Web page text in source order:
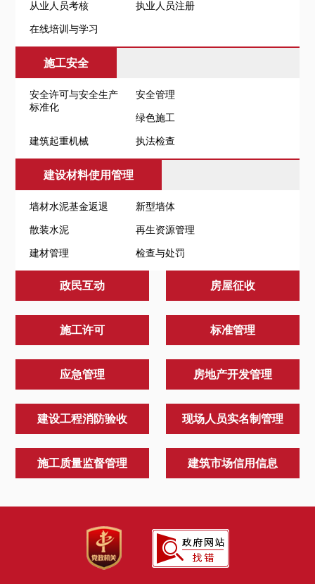
从业人员考核 执业人员注册
在线培训与学习
施工安全
安全许可与安全生产
标准化
安全管理
绿色施工
建筑起重机械 执法检查
建设材料使用管理
墙材水泥基金返退 新型墙体
散装水泥 再生资源管理
建材管理 检查与处罚
政民互动 房屋征收
施工许可 标准管理
应急管理 房地产开发管理
建设工程消防验收 现场人员实名制管理
施工质量监督管理 建筑市场信用信息